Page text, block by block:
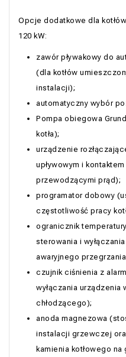
Opcje dodatkowe dla
120 kW:
zawór pływakowy do
(dla kotłów
instalacji);
automatyczny wybór
Pompa obiegowa
kotła);
urządzenie
upływowym i
przewodzącymi prąd);
programator dobowy
częstotliwość pracy
ogranicznik
sterowania i
awaryjnego
czujnik ciśnienia z
wyłączania urządzenia
chłodzącego);
anoda magnezowa
instalacji grzewczej
kamienia kotłowego